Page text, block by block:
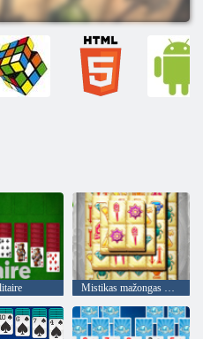
Mistikas mažongas Nuotykiai